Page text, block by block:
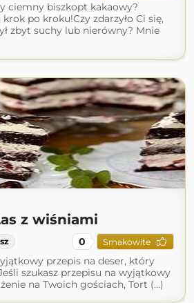
ciemny biszkopt kakaowy?
po kroku!Czy zdarzyło Ci się,
zbyt suchy lub nierówny? Mnie
z wiśniami
0 Smakowite
przepis na deser, który
szukasz przepisu na wyjątkowy
na Twoich gościach, Tort (...)